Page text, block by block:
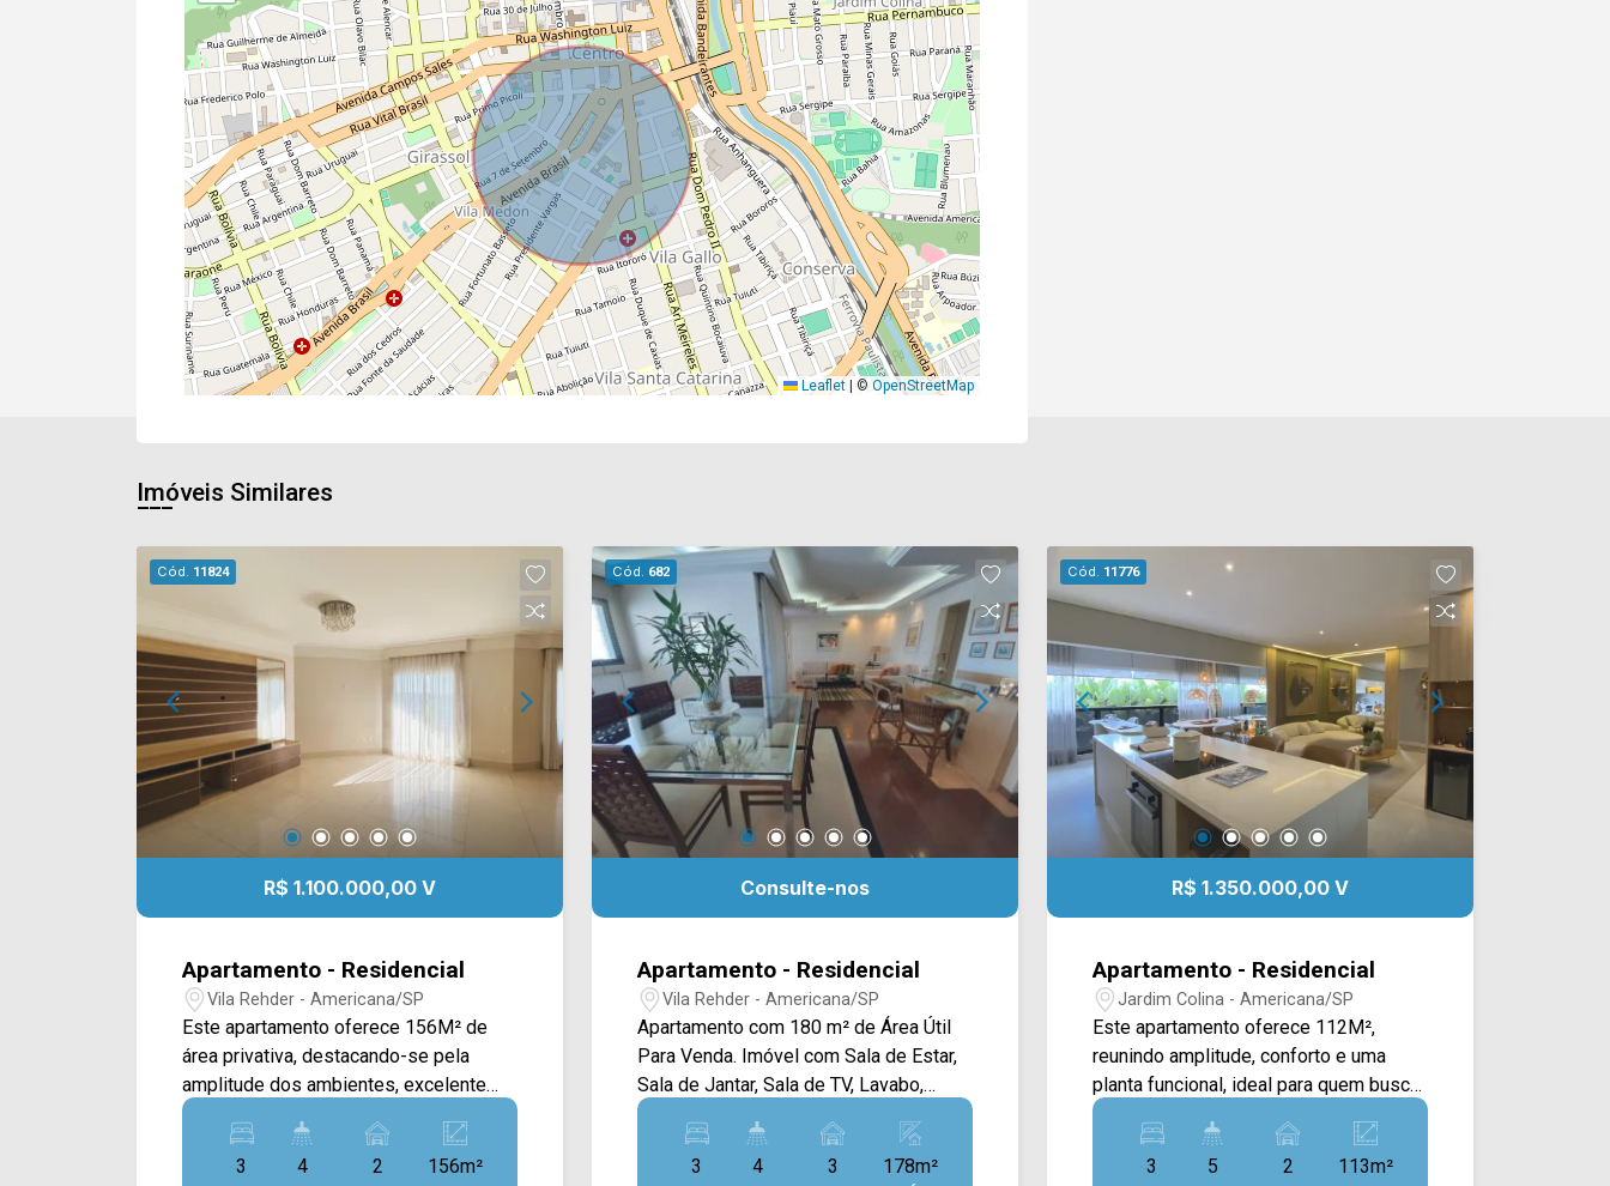
Leaflet © OpenStreetMap
Imóveis Similares
Cód. 11824
R$ 1.100.000,00 V
Apartamento - Residencial
Vila Rehder - Americana/SP
Este apartamento oferece 156M² de
área privativa, destacando-se pela
amplitude dos ambientes, excelente
distribuição interna e localização
privilegiada, sendo uma ótima opção
para quem busca conforto e praticidade
3
4
2
156m²
Cód. 682
Consulte-nos
Apartamento - Residencial
Vila Rehder - Americana/SP
Apartamento com 180 m² de Área Útil
Para Venda. Imóvel com Sala de Estar,
Sala de Jantar, Sala de TV, Lavabo,
Cozinha com Armários Planejados, Área
de serviço com Despensa, Lavanderia
e banheiro. Possui 03 Quartos, sendo
3
4
3
178m²
Cód. 11776
R$ 1.350.000,00 V
Apartamento - Residencial
Jardim Colina - Americana/SP
Este apartamento oferece 112M²,
reunindo amplitude, conforto e uma
planta funcional, ideal para quem busca
qualidade de vida em uma das regiões
mais valorizadas da cidade. A área
social conta com ampla sala de estar e
3
5
2
113m²